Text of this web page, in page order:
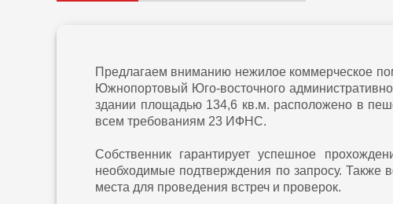
Предлагаем вниманию нежилое коммерческое
Южнопортовый Юго-восточного
здании площадью 134,6 кв.м. расположено в
всем требованиям 23 ИФНС.
Собственник гарантирует успешное
необходимые подтверждения по запросу. Также
места для проведения встреч и проверок.